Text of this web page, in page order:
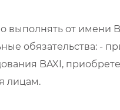
от имени
обязательства: -
BAXI,
лицам.